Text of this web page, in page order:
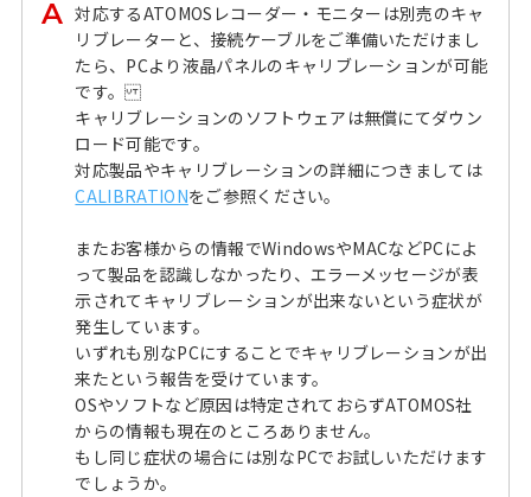
対応するATOMOSレコーダー・モニターは別売のキャ
リブレーターと、接続ケーブルをご準備いただけまし
たら、PCより液晶パネルのキャリブレーションが可能
です。
キャリブレーションのソフトウェアは無償にてダウン
ロード可能です。
対応製品やキャリブレーションの詳細につきましては
CALIBRATIONをご参照ください。
またお客様からの情報でWindowsやMACなどPCによ
って製品を認識しなかったり、エラーメッセージが表
示されてキャリブレーションが出来ないという症状が
発生しています。
いずれも別なPCにすることでキャリブレーションが出
来たという報告を受けています。
OSやソフトなど原因は特定されておらずATOMOS社
からの情報も現在のところありません。
もし同じ症状の場合には別なPCでお試しいただけます
でしょうか。